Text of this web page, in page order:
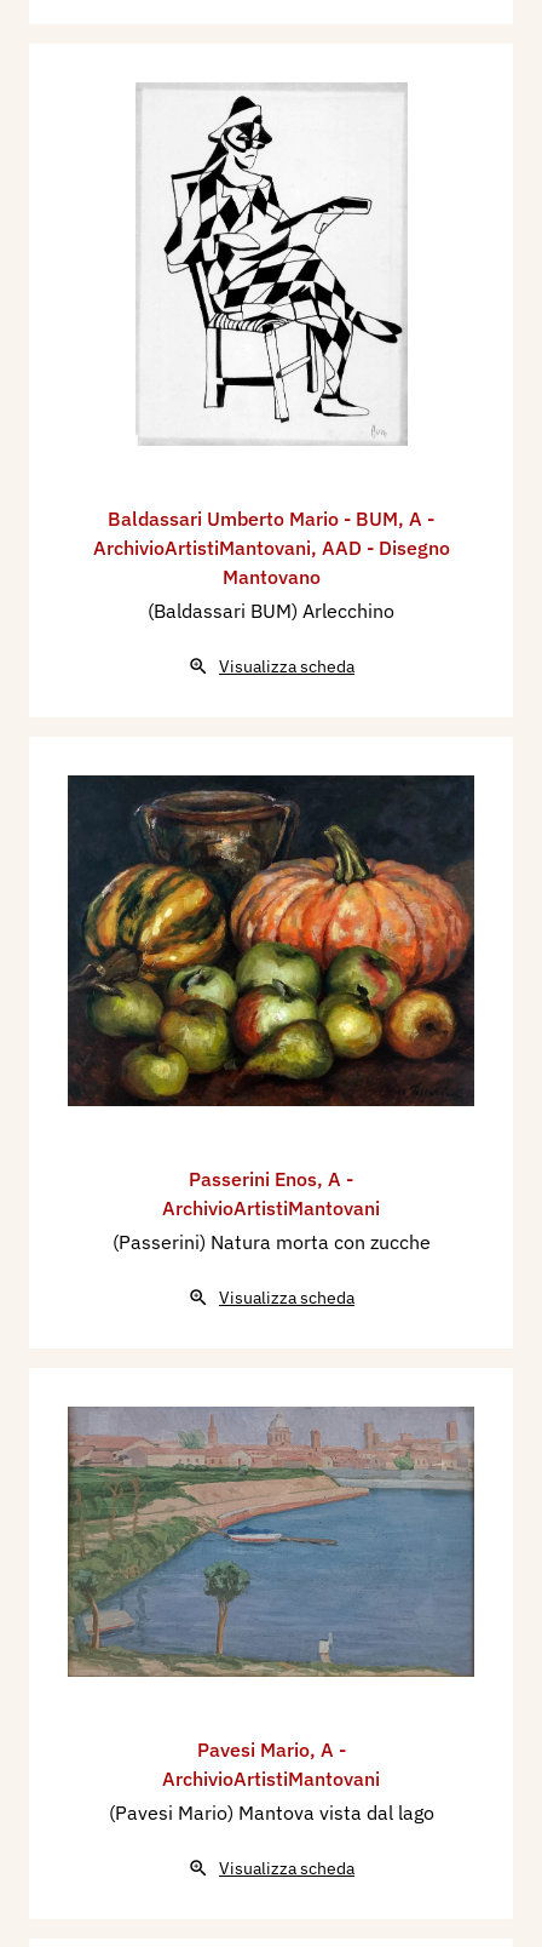
Baldassari Umberto Mario - BUM, A -
ArchivioArtistiMantovani, AAD - Disegno
Mantovano
(Baldassari BUM) Arlecchino
Visualizza scheda
Passerini Enos, A -
ArchivioArtistiMantovani
(Passerini) Natura morta con zucche
Visualizza scheda
Pavesi Mario, A -
ArchivioArtistiMantovani
(Pavesi Mario) Mantova vista dal lago
Visualizza scheda